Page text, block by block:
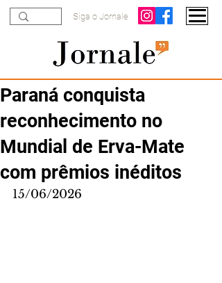
Siga o Jornale
Paraná conquista
reconhecimento no
Mundial de Erva-Mate
com prêmios inéditos
15/06/2026